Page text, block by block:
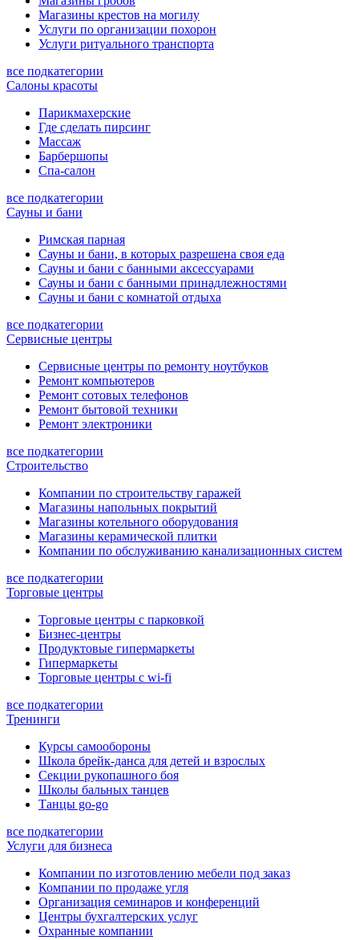
Магазины крестов на могилу
Услуги по организации похорон
Услуги ритуального транспорта
все подкатегории
Салоны красоты
Парикмахерские
Где сделать пирсинг
Массаж
Барбершопы
Спа-салон
все подкатегории
Сауны и бани
Римская парная
Сауны и бани, в которых разрешена своя еда
Сауны и бани с банными аксессуарами
Сауны и бани с банными принадлежностями
Сауны и бани с комнатой отдыха
все подкатегории
Сервисные центры
Сервисные центры по ремонту ноутбуков
Ремонт компьютеров
Ремонт сотовых телефонов
Ремонт бытовой техники
Ремонт электроники
все подкатегории
Строительство
Компании по строительству гаражей
Магазины напольных покрытий
Магазины котельного оборудования
Магазины керамической плитки
Компании по обслуживанию канализационных систем
все подкатегории
Торговые центры
Торговые центры с парковкой
Бизнес-центры
Продуктовые гипермаркеты
Гипермаркеты
Торговые центры с wi-fi
все подкатегории
Тренинги
Курсы самообороны
Школа брейк-данса для детей и взрослых
Секции рукопашного боя
Школы бальных танцев
Танцы go-go
все подкатегории
Услуги для бизнеса
Компании по изготовлению мебели под заказ
Компании по продаже угля
Организация семинаров и конференций
Центры бухгалтерских услуг
Охранные компании